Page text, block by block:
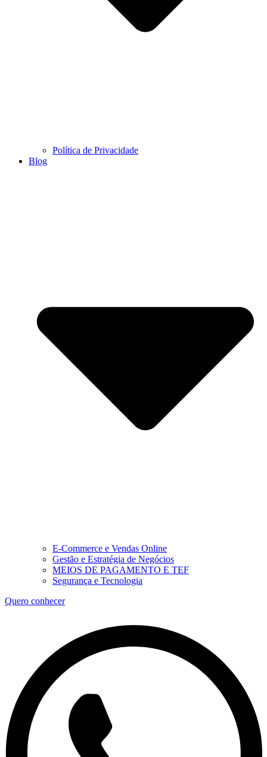
Política de Privacidade
Blog
E-Commerce e Vendas Online
Gestão e Estratégia de Negócios
MEIOS DE PAGAMENTO E TEF
Segurança e Tecnologia
Quero conhecer